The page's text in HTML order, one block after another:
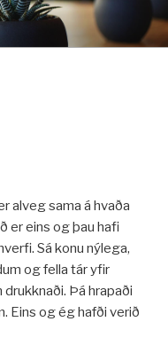
alveg sama á hvaða
er eins og þau hafi
Sá konu nýlega,
og fella tár yfir
Þá hrapaði
Eins og ég hafði verið